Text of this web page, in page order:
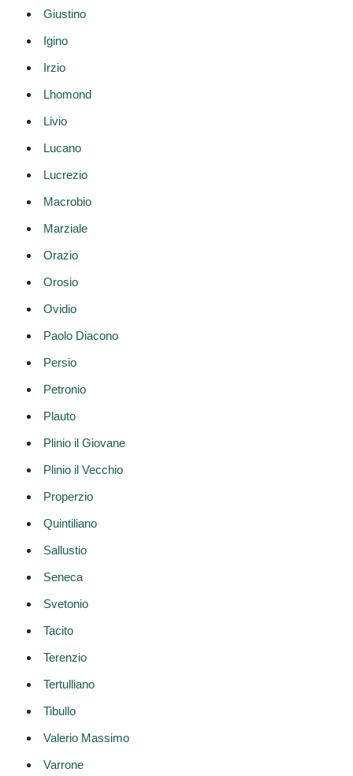
Giustino
Igino
Irzio
Lhomond
Livio
Lucano
Lucrezio
Macrobio
Marziale
Orazio
Orosio
Ovidio
Paolo Diacono
Persio
Petronio
Plauto
Plinio il Giovane
Plinio il Vecchio
Properzio
Quintiliano
Sallustio
Seneca
Svetonio
Tacito
Terenzio
Tertulliano
Tibullo
Valerio Massimo
Varrone